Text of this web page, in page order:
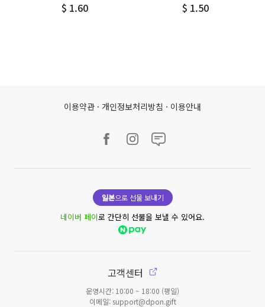
$ 1.60
$ 1.50
이용약관 · 개인정보처리방침 · 이용안내
일본으로 선물 보내기
네이버 페이로 간단히 선물을 보낼 수 있어요.
고객센터
운영시간: 10:00 ~ 18:00 (평일)
이메일: support@dpon.gift